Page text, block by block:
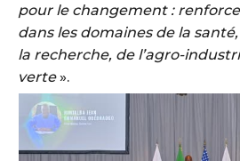
pour le changement :
dans les domaines de la
la recherche, de l’agro-
verte».